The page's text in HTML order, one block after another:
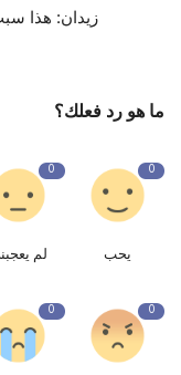
زيدان: هذا
ما هو رد فعلك؟
0
يحب
0
لم
0
0